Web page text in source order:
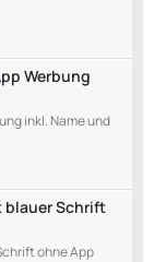
Werbung
inkl. Name und
blauer Schrift
ohne App